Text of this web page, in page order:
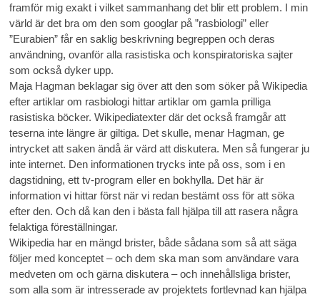
framför mig exakt i vilket sammanhang det blir ett problem. I min
värld är det bra om den som googlar på ”rasbiologi” eller
”Eurabien” får en saklig beskrivning begreppen och deras
användning, ovanför alla rasistiska och konspiratoriska sajter
som också dyker upp.
Maja Hagman beklagar sig över att den som söker på Wikipedia
efter artiklar om rasbiologi hittar artiklar om gamla prilliga
rasistiska böcker. Wikipediatexter där det också framgår att
teserna inte längre är giltiga. Det skulle, menar Hagman, ge
intrycket att saken ändå är värd att diskutera. Men så fungerar ju
inte internet. Den informationen trycks inte på oss, som i en
dagstidning, ett tv-program eller en bokhylla. Det här är
information vi hittar först när vi redan bestämt oss för att söka
efter den. Och då kan den i bästa fall hjälpa till att rasera några
felaktiga föreställningar.
Wikipedia har en mängd brister, både sådana som så att säga
följer med konceptet – och dem ska man som användare vara
medveten om och gärna diskutera – och innehållsliga brister,
som alla som är intresserade av projektets fortlevnad kan hjälpa